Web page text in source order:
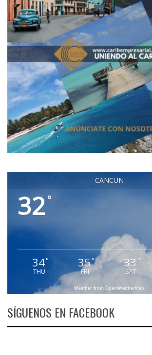
CANCUN
32 °
34°
THU
35°
FRI
33 °
SAT
Weather from OpenWeatherMap
SÍGUENOS EN FACEBOOK